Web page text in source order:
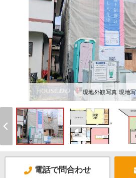
現地外観写真 現地
電話で問合わせ